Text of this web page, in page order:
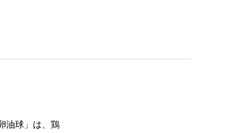
油球」は、鶏